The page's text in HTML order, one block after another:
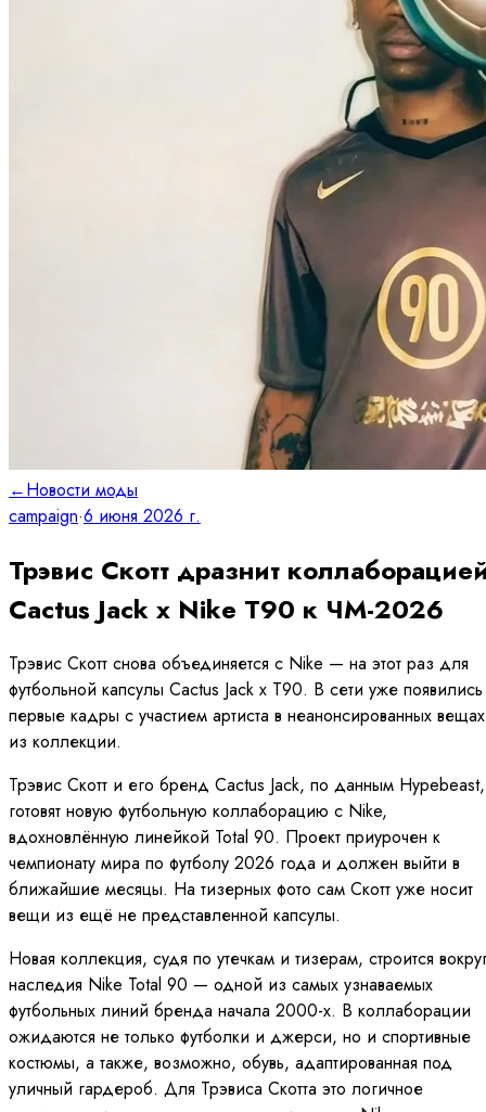
←Новости моды
campaign·6 июня 2026 г.
Трэвис Скотт дразнит
Cactus Jack x Nike T90 к ЧМ-2026
Трэвис Скотт снова объединяется с Nike — на этот раз для
футбольной капсулы Cactus Jack x T90. В сети уже появились
первые кадры с участием артиста в неанонсированных вещах
из коллекции.
Трэвис Скотт и его бренд Cactus Jack, по данным Hypebeast,
готовят новую футбольную коллаборацию с Nike,
вдохновлённую линейкой Total 90. Проект приурочен к
чемпионату мира по футболу 2026 года и должен выйти в
ближайшие месяцы. На тизерных фото сам Скотт уже носит
вещи из ещё не представленной капсулы.
Новая коллекция, судя по утечкам и тизерам, строится
наследия Nike Total 90 — одной из самых узнаваемых
футбольных линий бренда начала 2000-х. В коллаборации
ожидаются не только футболки и джерси, но и спортивные
костюмы, а также, возможно, обувь, адаптированная под
уличный гардероб. Для Трэвиса Скотта это логичное